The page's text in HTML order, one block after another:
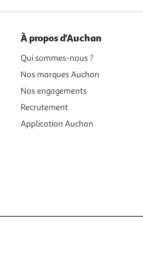
À propos d'Auchan
Qui sommes-nous ?
Nos marques Auchan
Nos engagements
Recrutement
Application Auchan